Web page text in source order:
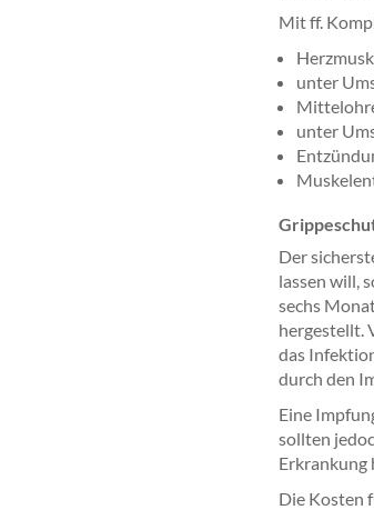
Mit ff.
unter
unter
Der
lassen will,
sechs
hergestellt.
das
durch den
Eine
sollten
Erkrankung
Die Kosten